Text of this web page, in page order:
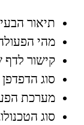
תיאור
מהי
קישור
סוג הדפדפן
מערכת
סוג